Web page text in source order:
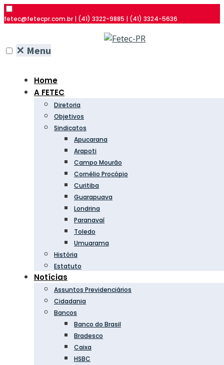
fetec@fetecpr.com.br | (41) 3322-9885 | (41) 3324-5636
✕ Menu
Home
A FETEC
Diretoria
Objetivos
Sindicatos
Apucarana
Arapoti
Campo Mourão
Cornélio Procópio
Curitiba
Guarapuava
Londrina
Paranavaí
Toledo
Umuarama
História
Estatuto
Notícias
Assuntos Previdenciários
Cidadania
Bancos
Banco do Brasil
Bradesco
Caixa
HSBC